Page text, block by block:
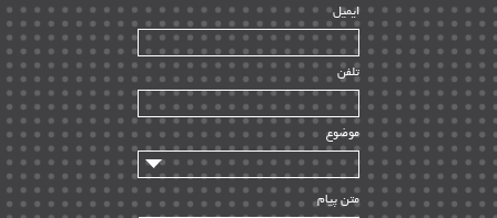
ساخت و نصب | ۱۲
راه اندازی | ۹
سازندگان و تامین کنندگان | ۱۰
تامین مالی و سرمایه گذاری | ۳۲
ماشین آلات
مدیریت پروژه
ایمیل
تلفن
موضوع
متن پیام